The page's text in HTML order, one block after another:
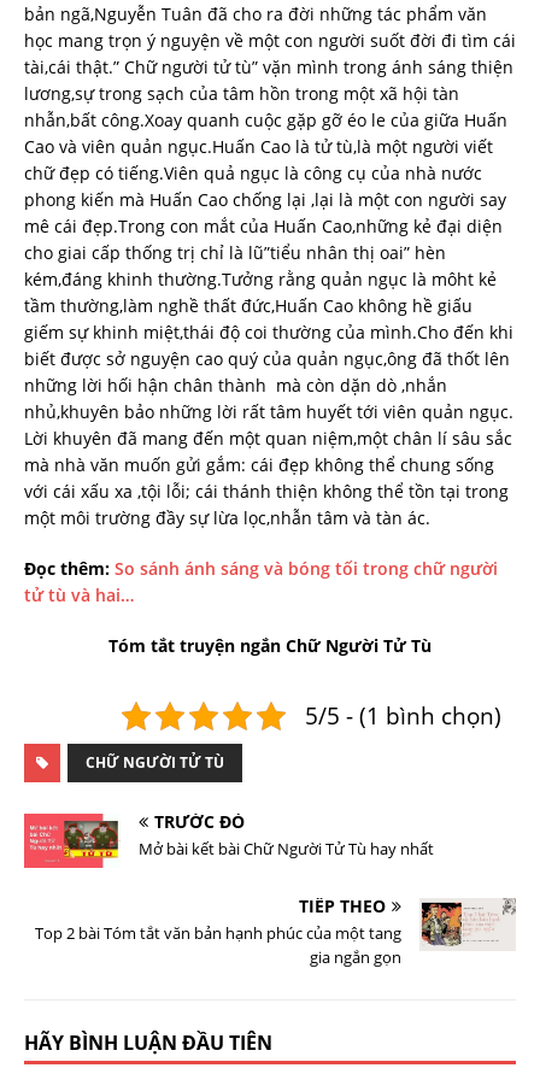
bản ngã,Nguyễn Tuân đã cho ra đời những tác phẩm văn
học mang trọn ý nguyện về một con người suốt đời đi tìm cái
tài,cái thật.” Chữ người tử tù” vặn mình trong ánh sáng thiện
lương,sự trong sạch của tâm hồn trong một xã hội tàn
nhẫn,bất công.Xoay quanh cuộc gặp gỡ éo le của giữa Huấn
Cao và viên quản ngục.Huấn Cao là tử tù,là một người viết
chữ đẹp có tiếng.Viên quả ngục là công cụ của nhà nước
phong kiến mà Huấn Cao chống lại ,lại là một con người say
mê cái đẹp.Trong con mắt của Huấn Cao,những kẻ đại diện
cho giai cấp thống trị chỉ là lũ”tiểu nhân thị oai” hèn
kém,đáng khinh thường.Tưởng rằng quản ngục là môht kẻ
tầm thường,làm nghề thất đức,Huấn Cao không hề giấu
giếm sự khinh miệt,thái độ coi thường của mình.Cho đến khi
biết được sở nguyện cao quý của quản ngục,ông đã thốt lên
những lời hối hận chân thành mà còn dặn dò ,nhắn
nhủ,khuyên bảo những lời rất tâm huyết tới viên quản ngục.
Lời khuyên đã mang đến một quan niệm,một chân lí sâu sắc
mà nhà văn muốn gửi gắm: cái đẹp không thể chung sống
với cái xấu xa ,tội lỗi; cái thánh thiện không thể tồn tại trong
một môi trường đầy sự lừa lọc,nhẫn tâm và tàn ác.
Đọc thêm: So sánh ánh sáng và bóng tối trong chữ người
tử tù và hai…
Tóm tắt truyện ngắn Chữ Người Tử Tù
5/5 - (1 bình chọn)
CHỮ NGƯỜI TỬ TÙ
TRƯỚC ĐÓ
Mở bài kết bài Chữ Người Tử Tù hay nhất
TIẾP THEO
Top 2 bài Tóm tắt văn bản hạnh phúc của một tang
gia ngắn gọn
HÃY BÌNH LUẬN ĐẦU TIÊN